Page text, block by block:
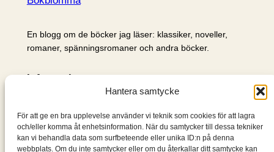
Hantera samtycke
För att ge en bra upplevelse använder vi teknik som cookies för att lagra
och/eller komma åt enhetsinformation. När du samtycker till dessa tekniker
kan vi behandla data som surfbeteende eller unika ID:n på denna
webbplats. Om du inte samtycker eller om du återkallar ditt samtycke kan
En blogg om de böcker jag läser: klassiker, noveller,
romaner, spänningsromaner och andra böcker.
Information
Om mig & om bloggen
S
ö